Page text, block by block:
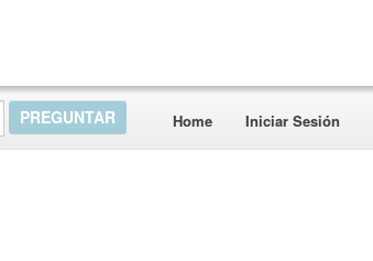
Home Iniciar Sesión